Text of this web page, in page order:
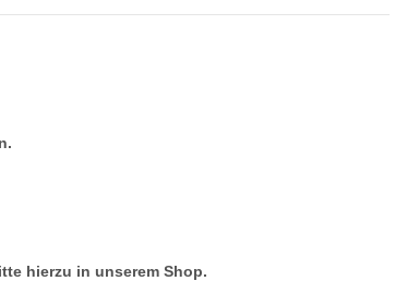
hierzu in unserem Shop.